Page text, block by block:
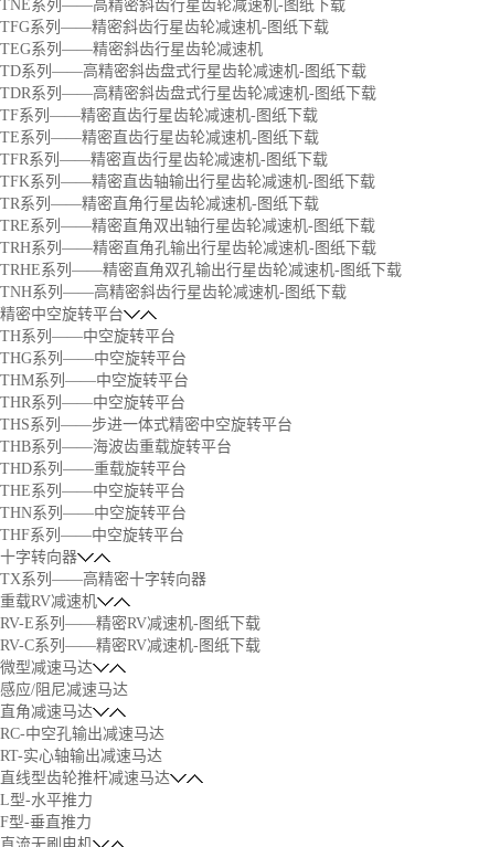
TNE系列——高精密斜齿行星齿轮减速机-图纸下载
TFG系列——精密斜齿行星齿轮减速机-图纸下载
TEG系列——精密斜齿行星齿轮减速机
TD系列——高精密斜齿盘式行星齿轮减速机-图纸下载
TDR系列——高精密斜齿盘式行星齿轮减速机-图纸下载
TF系列——精密直齿行星齿轮减速机-图纸下载
TE系列——精密直齿行星齿轮减速机-图纸下载
TFR系列——精密直齿行星齿轮减速机-图纸下载
TFK系列——精密直齿轴输出行星齿轮减速机-图纸下载
TR系列——精密直角行星齿轮减速机-图纸下载
TRE系列——精密直角双出轴行星齿轮减速机-图纸下载
TRH系列——精密直角孔输出行星齿轮减速机-图纸下载
TRHE系列——精密直角双孔输出行星齿轮减速机-图纸下载
TNH系列——高精密斜齿行星齿轮减速机-图纸下载
精密中空旋转平台
TH系列——中空旋转平台
THG系列——中空旋转平台
THM系列——中空旋转平台
THR系列——中空旋转平台
THS系列——步进一体式精密中空旋转平台
THB系列——海波齿重载旋转平台
THD系列——重载旋转平台
THE系列——中空旋转平台
THN系列——中空旋转平台
THF系列——中空旋转平台
十字转向器
TX系列——高精密十字转向器
重载RV减速机
RV-E系列——精密RV减速机-图纸下载
RV-C系列——精密RV减速机-图纸下载
微型减速马达
感应/阻尼减速马达
直角减速马达
RC-中空孔输出减速马达
RT-实心轴输出减速马达
直线型齿轮推杆减速马达
L型-水平推力
F型-垂直推力